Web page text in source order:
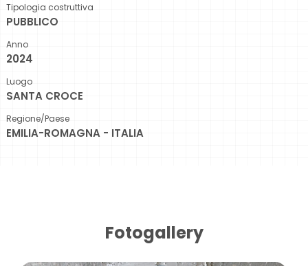
Tipologia costruttiva
PUBBLICO
Anno
2024
Luogo
SANTA CROCE
Regione/Paese
EMILIA-ROMAGNA - ITALIA
Fotogallery